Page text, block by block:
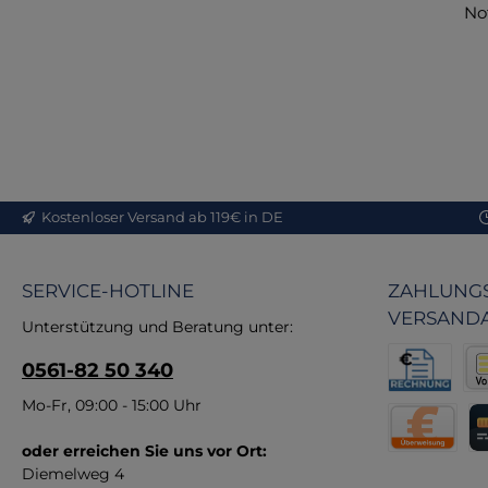
Kostenloser Versand ab 119€ in DE
SERVICE-HOTLINE
Unterstützung und Beratung unter:
0561-82 50 340
Mo-Fr, 09:00 - 15:00 Uhr
oder erreichen Sie uns vor Ort:
Diemelweg 4
Rechnung